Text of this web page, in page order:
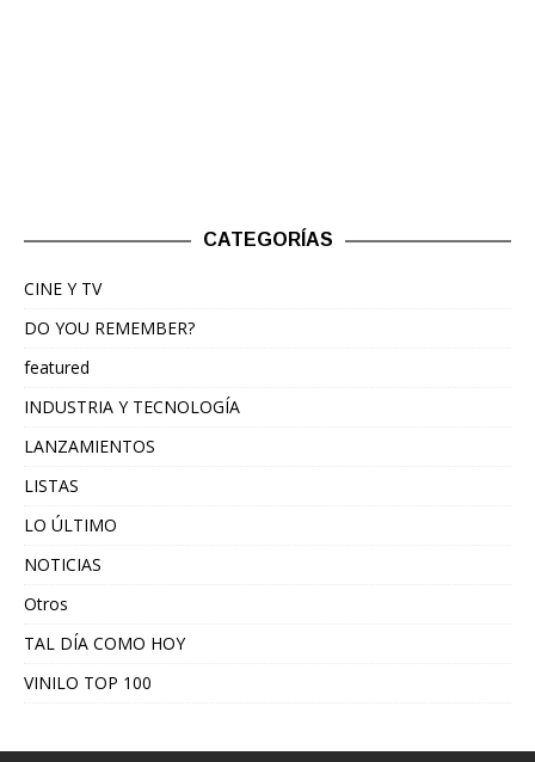
CATEGORÍAS
CINE Y TV
DO YOU REMEMBER?
featured
INDUSTRIA Y TECNOLOGÍA
LANZAMIENTOS
LISTAS
LO ÚLTIMO
NOTICIAS
Otros
TAL DÍA COMO HOY
VINILO TOP 100